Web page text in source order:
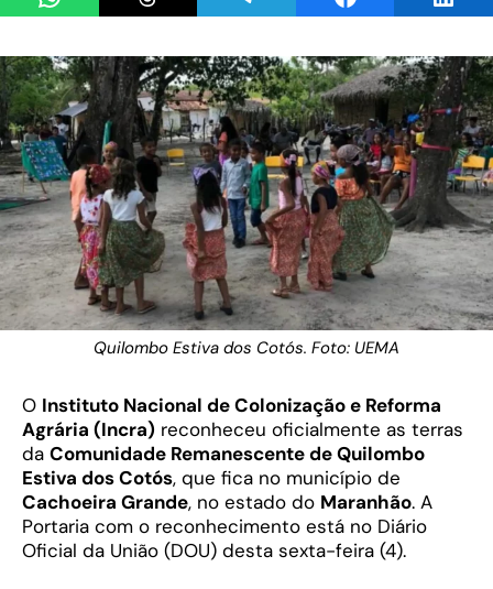
Quilombo Estiva dos Cotós. Foto: UEMA
O Instituto Nacional de Colonização e Reforma
Agrária (Incra) reconheceu oficialmente as terras
da Comunidade Remanescente de Quilombo
Estiva dos Cotós, que fica no município de
Cachoeira Grande, no estado do Maranhão. A
Portaria com o reconhecimento está no Diário
Oficial da União (DOU) desta sexta-feira (4).